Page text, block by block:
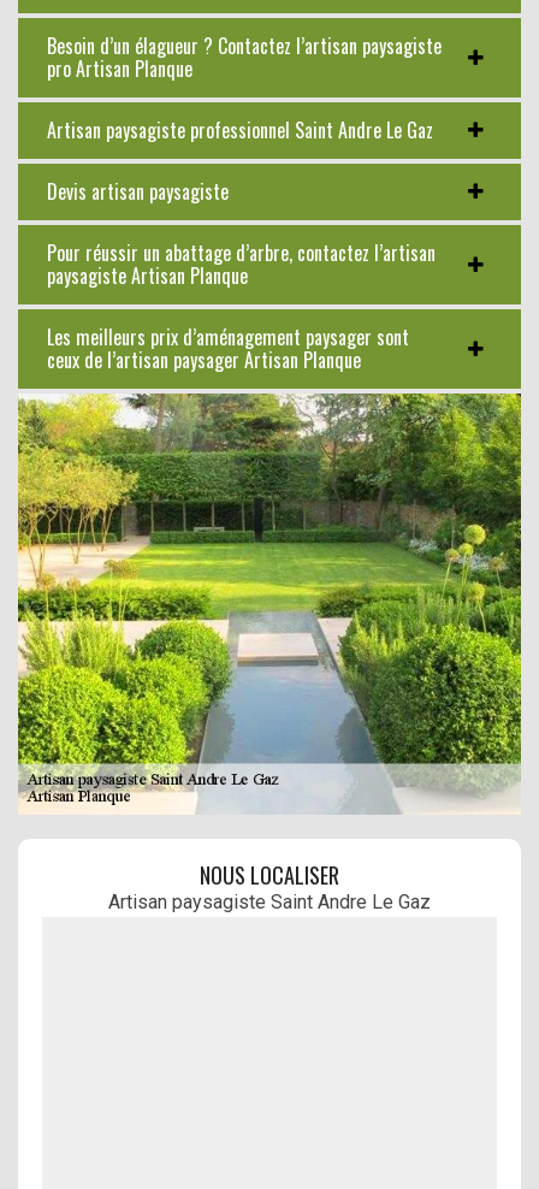
Besoin d’un élagueur ? Contactez l’artisan paysagiste
pro Artisan Planque
Artisan paysagiste professionnel Saint Andre Le Gaz
Devis artisan paysagiste
Pour réussir un abattage d’arbre, contactez l’artisan
paysagiste Artisan Planque
Les meilleurs prix d’aménagement paysager sont
ceux de l’artisan paysager Artisan Planque
NOUS LOCALISER
Artisan paysagiste Saint Andre Le Gaz